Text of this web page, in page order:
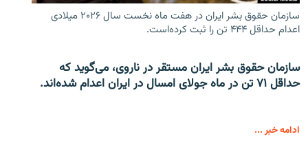
سازمان حقوق بشر ایران در هفت ماه نخست سال ۲۰۲۶ میلادی
اعدام حداقل ۴۴۴ تن را ثبت کرده‌است.
سازمان حقوق بشر ایران مستقر در ناروی، می‌گوید که
حداقل ۷۱ تن در ماه جولای امسال در ایران اعدام شده‌اند.
ادامه خبر ...